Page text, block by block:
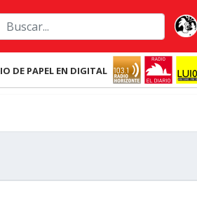
DE PAPEL EN DIGITAL